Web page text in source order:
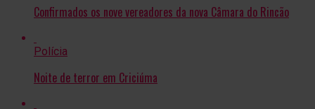
Confirmados os nove vereadores da nova Câmara do Rincão
Polícia
Noite de terror em Criciúma